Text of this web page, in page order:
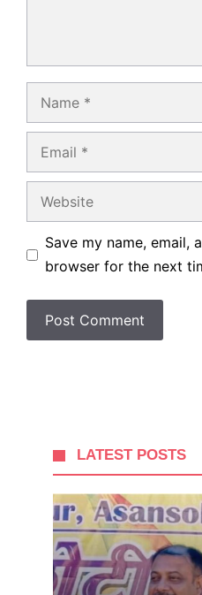
Name
Email
Website
Save my name, email,
browser for the next
LATEST POSTS